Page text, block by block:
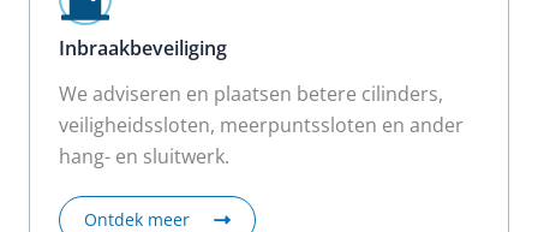
Inbraakbeveiliging
We adviseren en plaatsen betere cilinders,
veiligheidssloten, meerpuntssloten en ander
hang- en sluitwerk.
Ontdek meer